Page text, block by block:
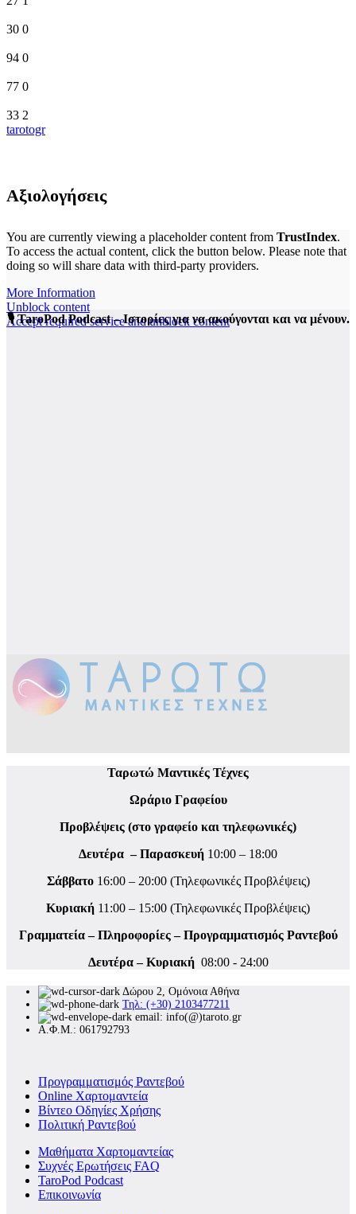
30 0
94 0
77 0
33 2
tarotogr
Αξιολογήσεις
You are currently viewing a placeholder content from TrustIndex.
To access the actual content, click the button below. Please note that
doing so will share data with third-party providers.
More Information
Unblock content
Accept required service and unblock content
🎙️ TaroPod Podcast – Ιστορίες για να ακούγονται και να μένουν.
Ταρωτώ Μαντικές Τέχνες
Ωράριο Γραφείου
Προβλέψεις (στο γραφείο και τηλεφωνικές)
Δευτέρα – Παρασκευή 10:00 – 18:00
Σάββατο16:00 – 20:00 (Τηλεφωνικές Προβλέψεις)
Κυριακή 11:00 – 15:00 (Τηλεφωνικές Προβλέψεις)
Γραμματεία – Πληροφορίες – Προγραμματισμός Ραντεβού
Δευτέρα – Κυριακή 08:00 - 24:00
Δώρου 2, Ομόνοια Αθήνα
Τηλ: (+30) 2103477211
email: info(@)taroto.gr
Α.Φ.Μ.: 061792793
Προγραμματισμός Ραντεβού
Online Χαρτομαντεία
Βίντεο Οδηγίες Χρήσης
Πολιτική Ραντεβού
Μαθήματα Χαρτομαντείας
Συχνές Ερωτήσεις FAQ
TaroPod Podcast
Επικοινωνία